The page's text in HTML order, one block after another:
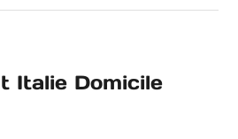
Italie Domicile